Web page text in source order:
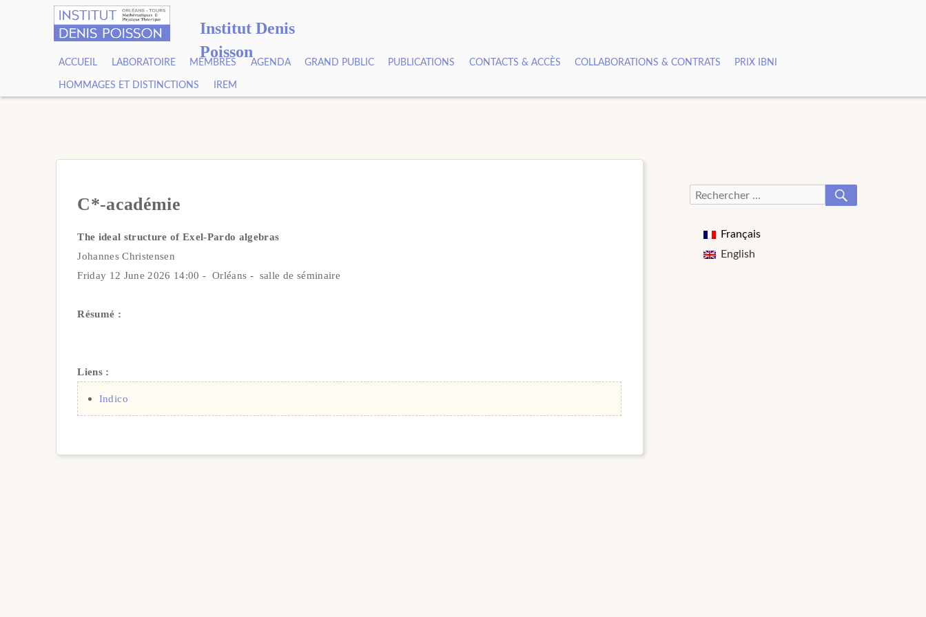
Institut Denis
Poisson
ACCUEIL LABORATOIRE MEMBRES AGENDA GRAND PUBLIC PUBLICATIONS CONTACTS & ACCÈS COLLABORATIONS & CONTRATS PRIX IBNI
HOMMAGES ET DISTINCTIONS IREM
C*-académie
The ideal structure of Exel-Pardo algebras
Johannes Christensen
Friday 12 June 2026 14:00 - Orléans - salle de séminaire
Résumé :
Liens :
Indico
Recherche
Français
English